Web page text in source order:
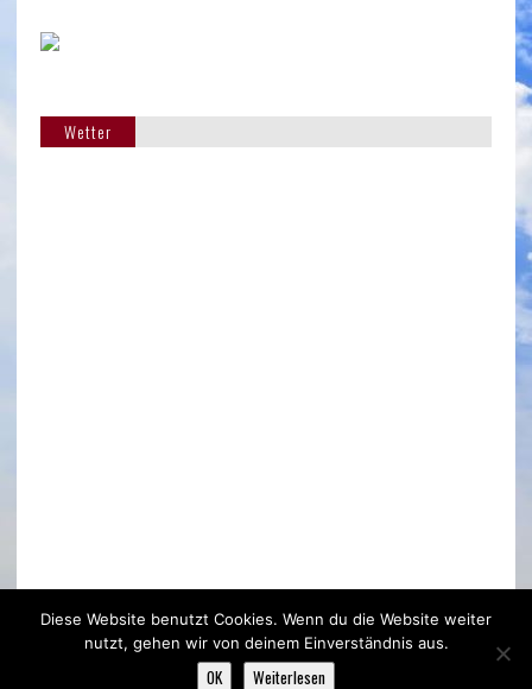
Wetter
Diese Website benutzt Cookies. Wenn du die Website weiter
nutzt, gehen wir von deinem Einverständnis aus.
OK Weiterlesen